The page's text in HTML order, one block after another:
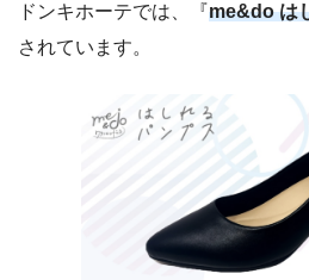
ドンキホーテでは、『me&do は
されています。